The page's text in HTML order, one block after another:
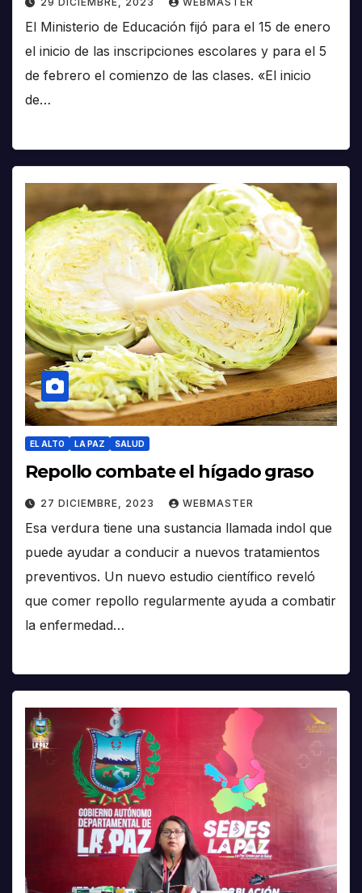
El Ministerio de Educación fijó para el 15 de enero
el inicio de las inscripciones escolares y para el 5
de febrero el comienzo de las clases. «El inicio
de…
EL ALTO LA PAZ SALUD
Repollo combate el hígado graso
27 DICIEMBRE, 2023 WEBMASTER
Esa verdura tiene una sustancia llamada indol que
puede ayudar a conducir a nuevos tratamientos
preventivos. Un nuevo estudio científico reveló
que comer repollo regularmente ayuda a combatir
la enfermedad…